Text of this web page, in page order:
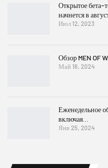
Открытое бета-
начнется в
Июл 12, 2023
Обзор MEN OF
Май 16, 2024
Еженедельное
включая…
Янв 25, 2024